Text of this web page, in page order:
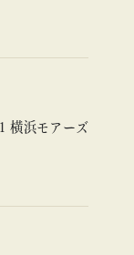
横浜モアーズ